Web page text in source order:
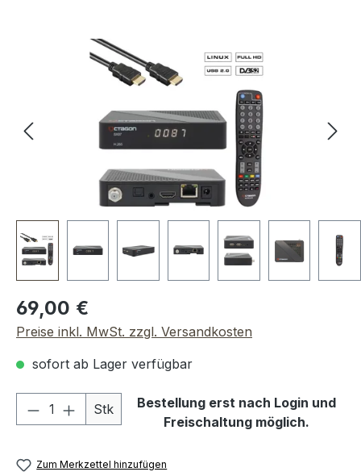
Bildergalerie überspringen
Regulärer Preis:
69,00 €
Preise inkl. MwSt. zzgl. Versandkosten
sofort ab Lager verfügbar
Produkt Anzahl: Gib den
Stk
Bestellung erst nach Login und
Freischaltung möglich.
Zum Merkzettel hinzufügen